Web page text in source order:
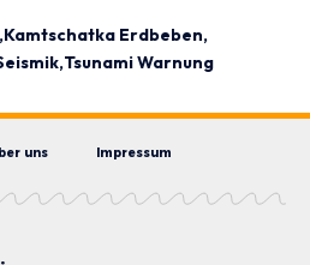
Kamtschatka Erdbeben
Tsunami Warnung
uns Impressum